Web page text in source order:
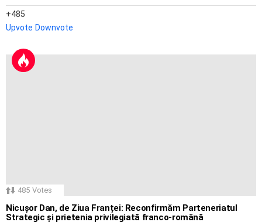
485
Upvote Downvote
485 Votes
Nicușor Dan, de Ziua Franței: Reconfirmăm Parteneriatul
Strategic și prietenia privilegiată franco-română